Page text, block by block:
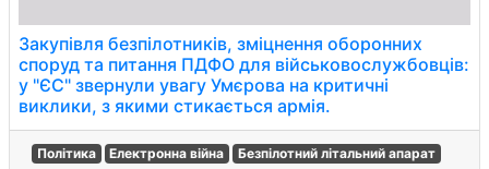
Закупівля безпілотників, зміцнення оборонних
споруд та питання ПДФО для військовослужбовців:
у "ЄС" звернули увагу Умєрова на критичні
виклики, з якими стикається армія.
Політика Електронна війна Безпілотний літальний апарат